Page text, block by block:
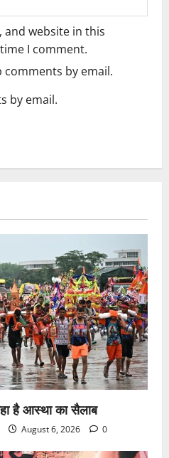
and website in this
I comment.
by email.
by email.
है आस्था का सैलाब
August 6, 2026 0